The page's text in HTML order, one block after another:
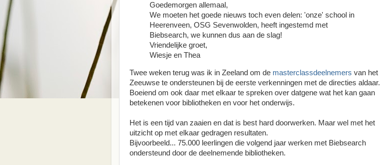
Goedemorgen allemaal,
We moeten het goede nieuws toch even delen: 'onze' school in
Heerenveen, OSG Sevenwolden, heeft ingestemd met
Biebsearch, we kunnen dus aan de slag!
Vriendelijke groet,
Wiesje en Thea
Twee weken terug was ik in Zeeland om de masterclassdeelnemers van het
Zeeuwse te ondersteunen bij de eerste verkenningen met de directies aldaar.
Boeiend om ook daar met elkaar te spreken over datgene wat het kan gaan
betekenen voor bibliotheken en voor het onderwijs.
Het is een tijd van zaaien en dat is best hard doorwerken. Maar wel met het
uitzicht op met elkaar gedragen resultaten.
Bijvoorbeeld... 75.000 leerlingen die volgend jaar werken met Biebsearch
ondersteund door de deelnemende bibliotheken.